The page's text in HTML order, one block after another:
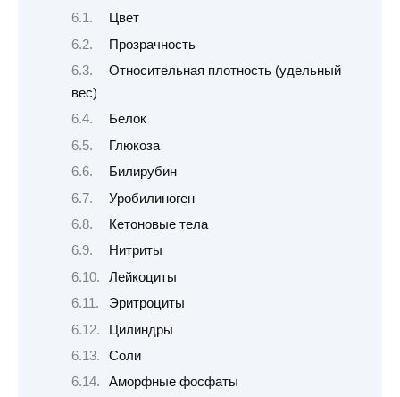
Цвет
Прозрачность
Относительная плотность (удельный
вес)
Белок
Глюкоза
Билирубин
Уробилиноген
Кетоновые тела
Нитриты
Лейкоциты
Эритроциты
Цилиндры
Соли
Аморфные фосфаты